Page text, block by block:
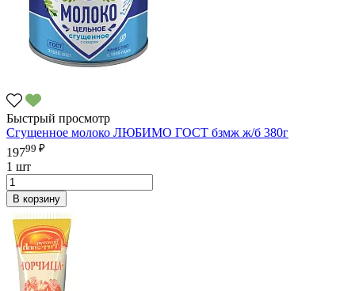
Быстрый просмотр
Сгущенное молоко ЛЮБИМО ГОСТ бзмж ж/б 380г
19799 ₽
1 шт
В корзину